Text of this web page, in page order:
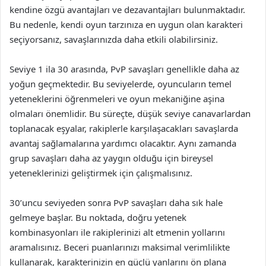
kendine özgü avantajları ve dezavantajları bulunmaktadır.
Bu nedenle, kendi oyun tarzınıza en uygun olan karakteri
seçiyorsanız, savaşlarınızda daha etkili olabilirsiniz.
Seviye 1 ila 30 arasında, PvP savaşları genellikle daha az
yoğun geçmektedir. Bu seviyelerde, oyuncuların temel
yeteneklerini öğrenmeleri ve oyun mekaniğine aşina
olmaları önemlidir. Bu süreçte, düşük seviye canavarlardan
toplanacak eşyalar, rakiplerle karşılaşacakları savaşlarda
avantaj sağlamalarına yardımcı olacaktır. Aynı zamanda
grup savaşları daha az yaygın olduğu için bireysel
yeteneklerinizi geliştirmek için çalışmalısınız.
30’uncu seviyeden sonra PvP savaşları daha sık hale
gelmeye başlar. Bu noktada, doğru yetenek
kombinasyonları ile rakiplerinizi alt etmenin yollarını
aramalısınız. Beceri puanlarınızı maksimal verimlilikte
kullanarak, karakterinizin en güçlü yanlarını ön plana